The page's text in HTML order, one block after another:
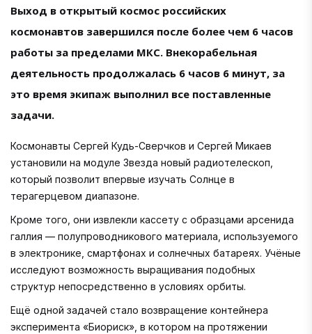
Выход в открытый космос российских
космонавтов завершился после более чем 6 часов
работы за пределами МКС. Внекорабельная
деятельность продолжалась 6 часов 6 минут, за
это время экипаж выполнил все поставленные
задачи.
Космонавты Сергей Кудь-Сверчков и Сергей Микаев
установили на модуле Звезда новый радиотелескоп,
который позволит впервые изучать Солнце в
терагерцевом диапазоне.
Кроме того, они извлекли кассету с образцами арсенида
галлия — полупроводникового материала, используемого
в электронике, смартфонах и солнечных батареях. Учёные
исследуют возможность выращивания подобных
структур непосредственно в условиях орбиты.
Ещё одной задачей стало возвращение контейнера
эксперимента «Биориск», в котором на протяжении